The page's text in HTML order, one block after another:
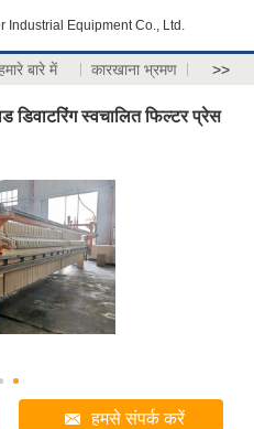
Industrial Equipment Co., Ltd.
बारे में कारखाना भ्रमण >>
डिवाटरिंग स्वचालित फिल्टर प्रेस
हमसे संपर्क करें